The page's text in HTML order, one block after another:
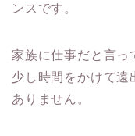
ンスです。
家族に仕事だと言っ
少し時間をかけて遠
ありません。